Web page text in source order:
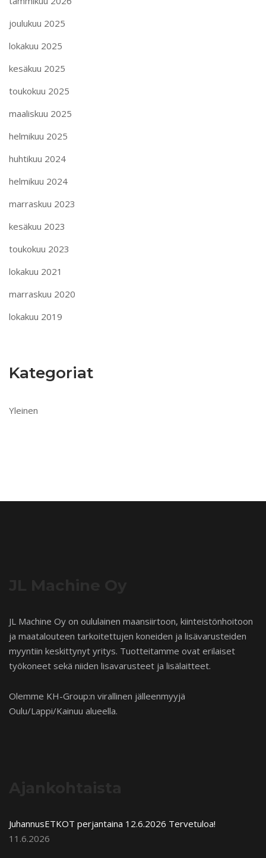
joulukuu 2025
lokakuu 2025
kesäkuu 2025
toukokuu 2025
maaliskuu 2025
helmikuu 2025
huhtikuu 2024
helmikuu 2024
marraskuu 2023
kesäkuu 2023
toukokuu 2023
lokakuu 2021
marraskuu 2020
lokakuu 2019
Kategoriat
Yleinen
JL Machine Oy on oululainen maansiirtoon, kiinteistönhoitoon
ja maatalouteen tarkoitettujen koneiden ja lisävarusteiden
myyntiin keskittynyt yritys. Tuotteitamme ovat erilaiset
työkoneet sekä niiden lisavarusteet ja lisälaitteet.
Olemme KH-Group:n virallinen jälleenmyyjä
Oulu/Lappi/Kainuu alueella.
JuhannusETKOT perjantaina 12.6.2026 Tervetuloa!
11.6.2026